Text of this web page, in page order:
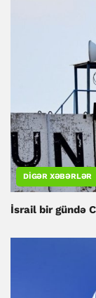
DIGƏR XƏBƏRLƏR
İsrail bir gündə